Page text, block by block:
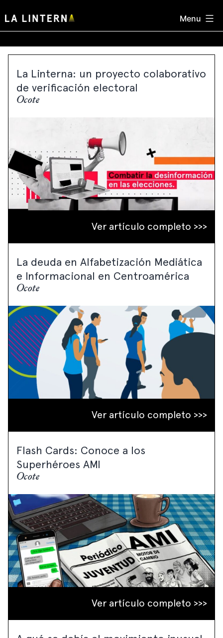
to
Menu
La Linterna: un proyecto colaborativo
de verificación electoral
Ocote
Ver artículo completo >>>
La deuda en Alfabetización Mediática
e Informacional en Centroamérica
Ocote
Ver artículo completo >>>
Flash Cards: Conoce a los
Superhéroes AMI
Ocote
Ver artículo completo >>>